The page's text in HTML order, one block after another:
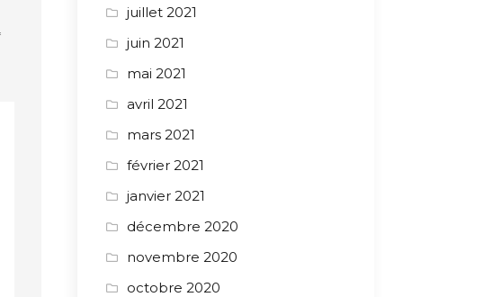
juillet 2021
juin 2021
mai 2021
avril 2021
mars 2021
février 2021
janvier 2021
décembre 2020
novembre 2020
octobre 2020